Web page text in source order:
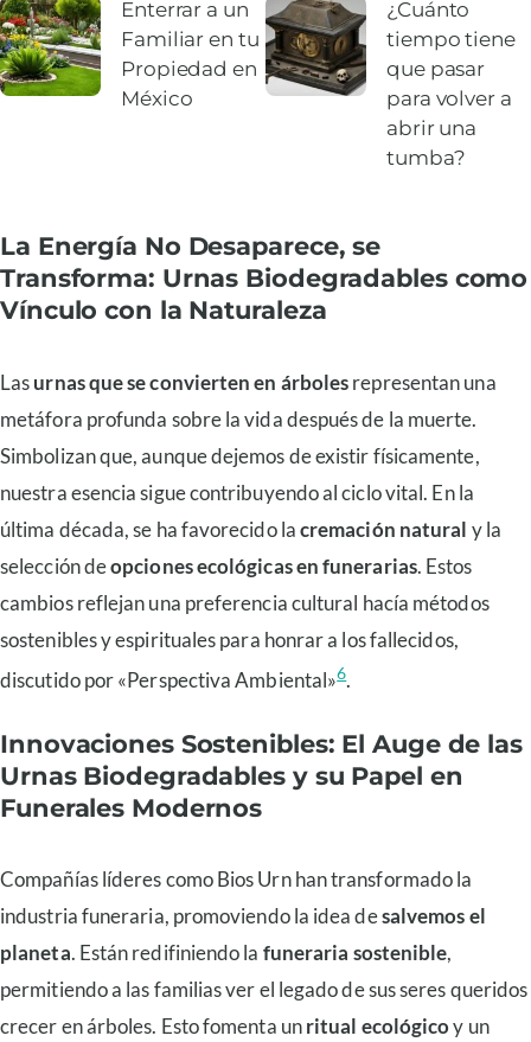
Enterrar a un
Familiar en tu
Propiedad en
México
¿Cuánto
tiempo tiene
que pasar
para volver a
abrir una
tumba?
La Energía No Desaparece, se
Transforma: Urnas Biodegradables como
Vínculo con la Naturaleza
Lasurnas que se convierten en árbolesrepresentan una
metáfora profunda sobre la vida después de la muerte.
Simbolizan que, aunque dejemos de existir físicamente,
nuestra esencia sigue contribuyendo al ciclo vital. En la
última década, se ha favorecido lacremación natural y la
selección deopciones ecológicas en funerarias. Estos
cambios reflejan una preferencia cultural hacía métodos
sostenibles y espirituales para honrar a los fallecidos,
discutido por «Perspectiva Ambiental»6.
Innovaciones Sostenibles: El Auge de las
Urnas Biodegradables y su Papel en
Funerales Modernos
Compañías líderes como Bios Urn han transformado la
industria funeraria, promoviendo la idea desalvemos el
planeta. Están redifiniendo la funeraria sostenible,
permitiendo a las familias ver el legado de sus seres queridos
crecer en árboles. Esto fomenta unritual ecológicoy un